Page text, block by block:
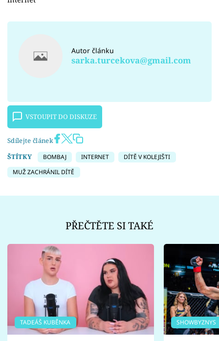
Autor článku
sarka.turcekova@gmail.com
VSTOUPIT DO DISKUZE
Sdílejte článek
ŠTÍTKY
BOMBAJ INTERNET
DÍTĚ V KOLEJIŠTI
MUŽ ZACHRÁNIL DÍTĚ
PŘEČTĚTE SI TAKÉ
TADEÁŠ KUBĚNKA SHOWBYZNYS